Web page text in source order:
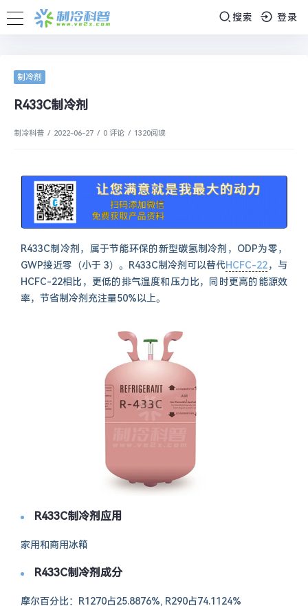
搜索 登录
制冷剂
R433C制冷剂
制冷科普 / 2022-06-27 / 0 评论 / 1320阅读
R433C制冷剂，属于节能环保的新型碳氢制冷剂，ODP为零，
GWP接近零（小于 3）。R433C制冷剂可以替代HCFC-22，与
HCFC-22相比，更低的排气温度和压力比，同时更高的能源效
率，节省制冷剂充注量50%以上。
R433C制冷剂应用
家用和商用冰箱
R433C制冷剂成分
摩尔百分比：R1270占25.8876%, R290占74.1124%